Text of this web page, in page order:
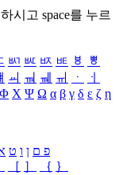
시고 space를 누르
ㅴ ㅵ ㅶ ㅷ ㅸ
ㅹ
ㆉ ㆊ ㆋ ㆌ ㆍ
ㆎ
Φ Χ Ψ Ω α β γ δ ε ζ η
פ ם ן ו ט
［ ］ ｛ ｝